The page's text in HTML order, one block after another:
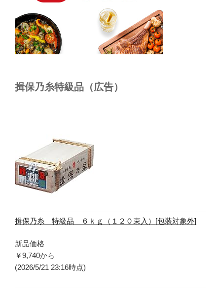
揖保乃糸特級品（広告）
揖保乃糸 特級品 ６ｋｇ（１２０束入）[包装対象外]
新品価格
￥9,740から
(2026/5/21 23:16時点)